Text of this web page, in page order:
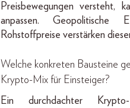
Preisbewegungen versteht,
anpassen. Geopolitische
Rohstoffpreise verstärken
Welche konkreten Bausteine
Krypto-Mix für Einsteiger?
Ein durchdachter